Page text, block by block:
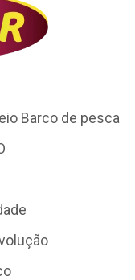
Barco de pesca